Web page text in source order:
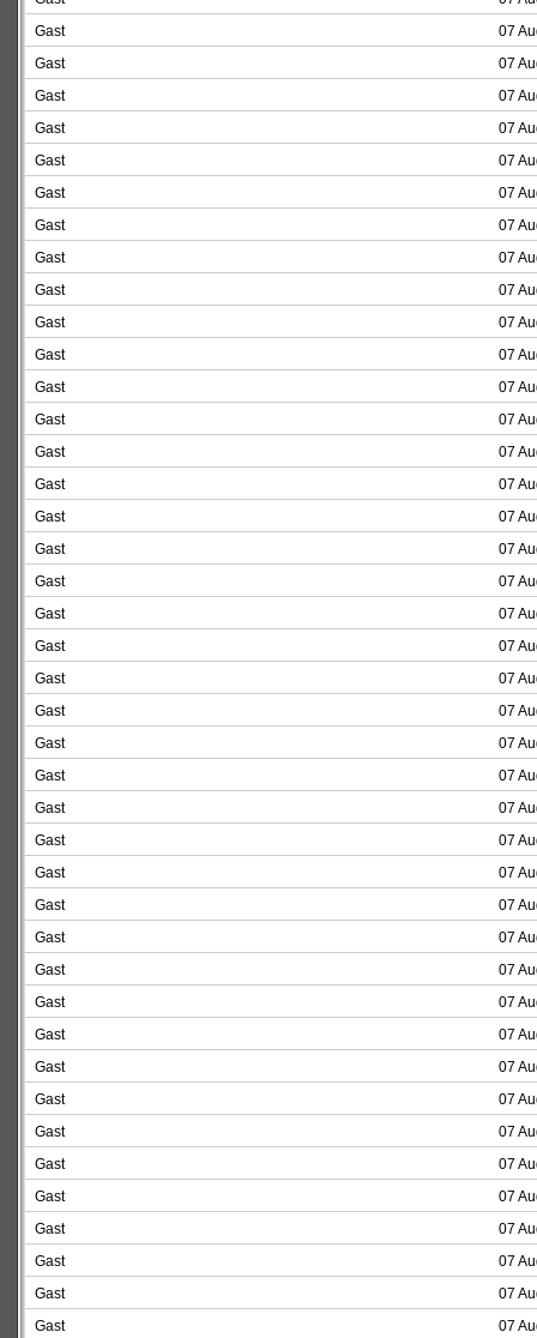
Gast
07
Gast
07
Gast
07
Gast
07
Gast
07
Gast
07
Gast
07
Gast
07
Gast
07
Gast
07
Gast
07
Gast
07
Gast
07
Gast
07
Gast
07
Gast
07
Gast
07
Gast
07
Gast
07
Gast
07
Gast
07
Gast
07
Gast
07
Gast
07
Gast
07
Gast
07
Gast
07
Gast
07
Gast
07
Gast
07
Gast
07
Gast
07
Gast
07
Gast
07
Gast
07
Gast
07
Gast
07
Gast
07
Gast
07
Gast
07
Gast
07